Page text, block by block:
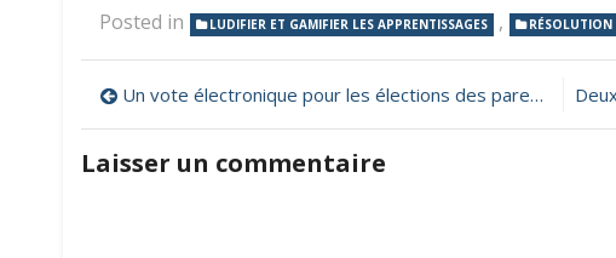
Posted in LUDIFIER ET GAMIFIER LES APPRENTISSAGES , RÉSOLUTION
Navigation
de
l’article
Un vote électronique pour les élections des parents délégués au conseil d’école
Laisser un commentaire